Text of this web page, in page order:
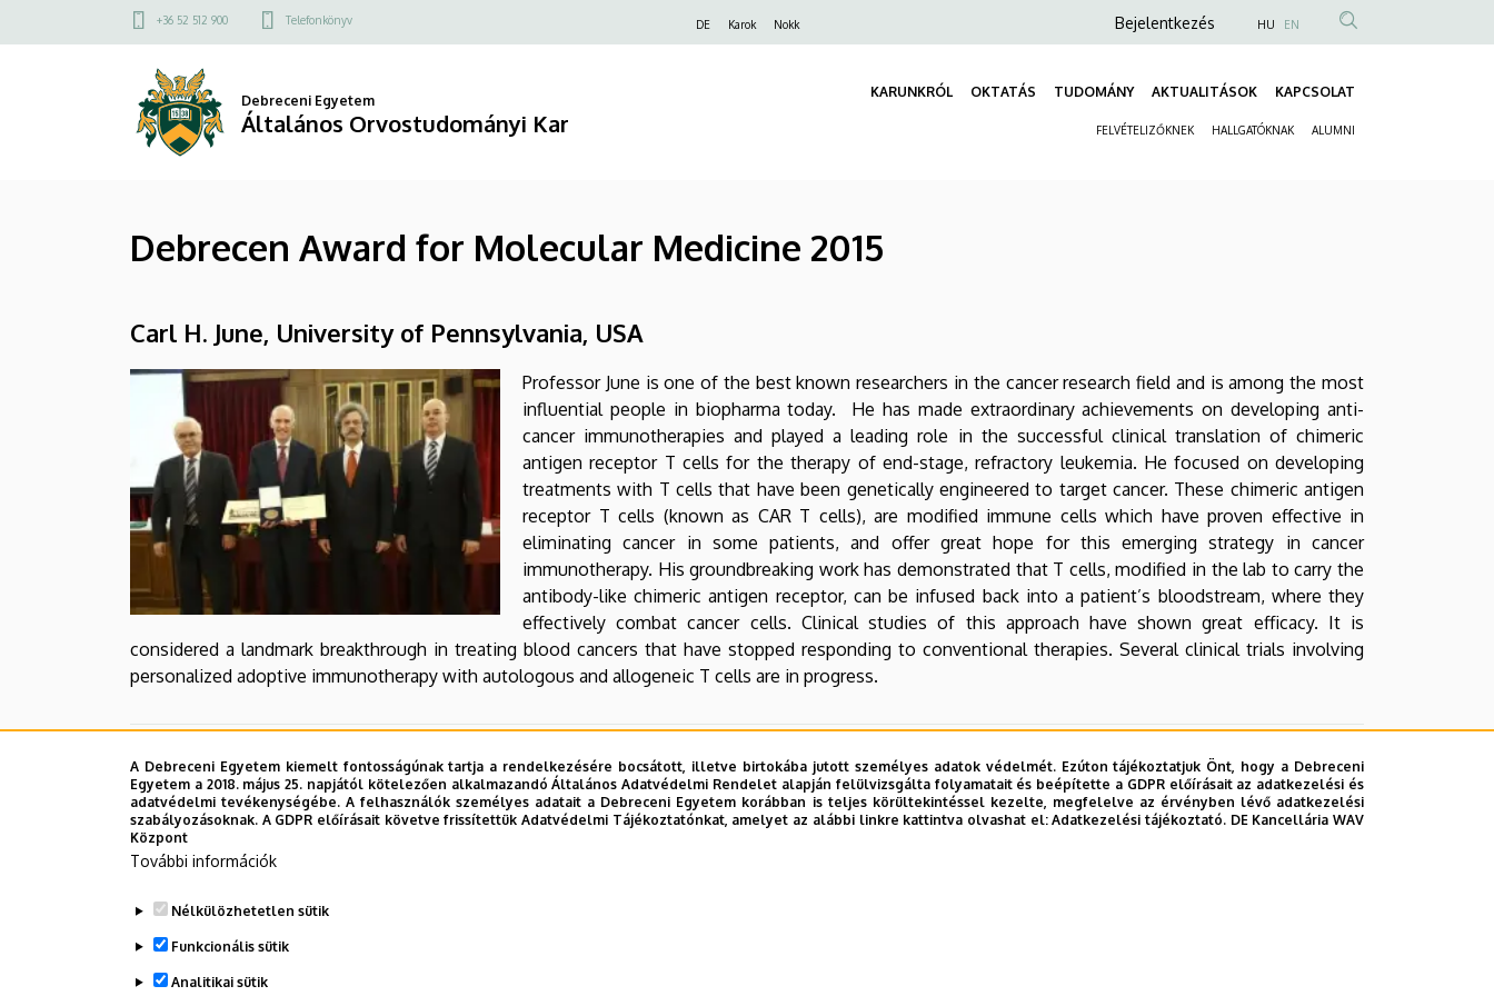
Debrecen
Molecular
Általános
Orvostudományi
a
Felső
menü
+36 52 512 900 Telefonkönyv DE Karok Nokk
Anonim
fiók
menüje
Bejelentkezés HU EN
Debreceni Egyetem
Általános Orvostudományi Kar
KARUNKRÓL OKTATÁS TUDOMÁNY AKTUALITÁSOK KAPCSOLAT
FELVÉTELIZŐKNEK HALLGATÓKNAK ALUMNI
Debrecen Award for Molecular Medicine 2015
Carl H. June, University of Pennsylvania, USA
Professor June is one of the best known researchers in the cancer research field and is among the most
influential people in biopharma today. He has made extraordinary achievements on developing anti-
cancer immunotherapies and played a leading role in the successful clinical translation of chimeric
antigen receptor T cells for the therapy of end-stage, refractory leukemia. He focused on developing
treatments with T cells that have been genetically engineered to target cancer. These chimeric antigen
receptor T cells (known as CAR T cells), are modified immune cells which have proven effective in
eliminating cancer in some patients, and offer great hope for this emerging strategy in cancer
immunotherapy. His groundbreaking work has demonstrated that T cells, modified in the lab to carry the
antibody-like chimeric antigen receptor, can be infused back into a patient’s bloodstream, where they
effectively combat cancer cells. Clinical studies of this approach have shown great efficacy. It is
considered a landmark breakthrough in treating blood cancers that have stopped responding to conventional therapies. Several clinical trials involving
personalized adoptive immunotherapy with autologous and allogeneic T cells are in progress.
A Debreceni Egyetem kiemelt fontosságúnak tartja a rendelkezésére bocsátott, illetve birtokába jutott személyes adatok védelmét. Ezúton tájékoztatjuk Önt, hogy a Debreceni
Egyetem a 2018. május 25. napjától kötelezően alkalmazandó Általános Adatvédelmi Rendelet alapján felülvizsgálta folyamatait és beépítette a GDPR előírásait az adatkezelési és
adatvédelmi tevékenységébe. A felhasználók személyes adatait a Debreceni Egyetem korábban is teljes körültekintéssel kezelte, megfelelve az érvényben lévő adatkezelési
szabályozásoknak. A GDPR előírásait követve frissítettük Adatvédelmi Tájékoztatónkat, amelyet az alábbi linkre kattintva olvashat el:Adatkezelési tájékoztató. DE Kancellária WAV
Központ
További információk
Nélkülözhetetlen sütik
Funkcionális sütik
Analitikai sütik